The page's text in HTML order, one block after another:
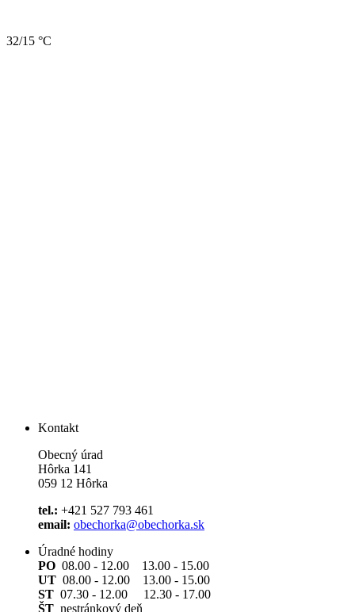
32/15 °C
Kontakt
Obecný úrad
Hôrka 141
059 12 Hôrka
tel.: +421 527 793 461
email: obechorka@obechorka.sk
Úradné hodiny
PO 08.00 - 12.00 13.00 - 15.00
UT 08.00 - 12.00 13.00 - 15.00
ST 07.30 - 12.00 12.30 - 17.00
ŠT nestránkový deň